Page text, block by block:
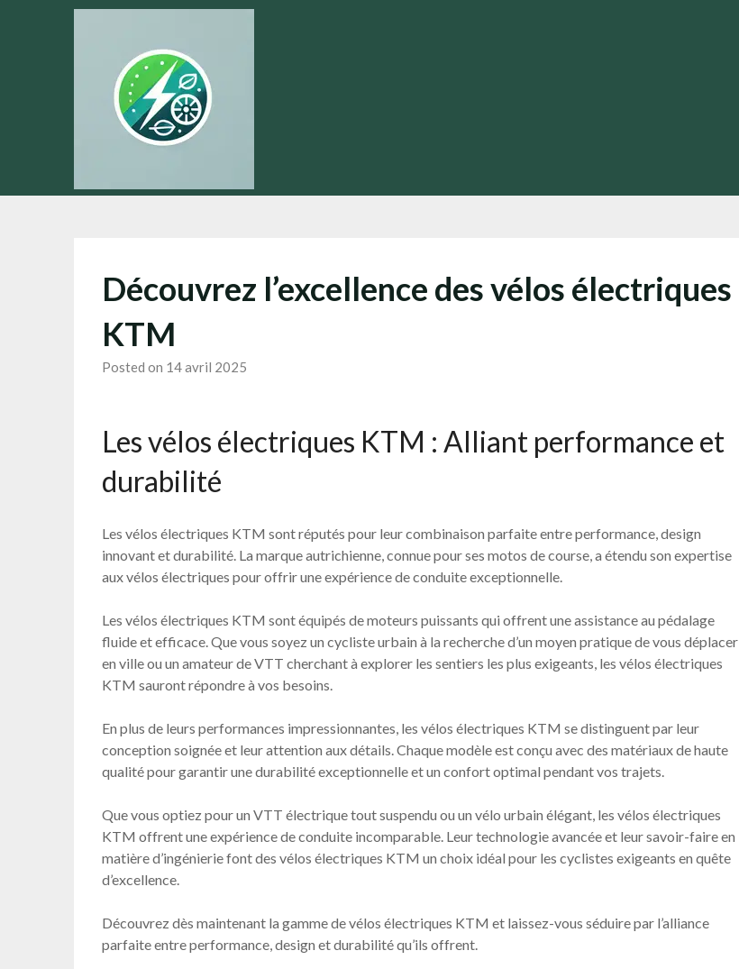
Découvrez l’excellence des vélos électriques
KTM
Posted on 14 avril 2025
Les vélos électriques KTM : Alliant performance et
durabilité
Les vélos électriques KTM sont réputés pour leur combinaison parfaite entre performance, design
innovant et durabilité. La marque autrichienne, connue pour ses motos de course, a étendu son expertise
aux vélos électriques pour offrir une expérience de conduite exceptionnelle.
Les vélos électriques KTM sont équipés de moteurs puissants qui offrent une assistance au pédalage
fluide et efficace. Que vous soyez un cycliste urbain à la recherche d’un moyen pratique de vous déplacer
en ville ou un amateur de VTT cherchant à explorer les sentiers les plus exigeants, les vélos électriques
KTM sauront répondre à vos besoins.
En plus de leurs performances impressionnantes, les vélos électriques KTM se distinguent par leur
conception soignée et leur attention aux détails. Chaque modèle est conçu avec des matériaux de haute
qualité pour garantir une durabilité exceptionnelle et un confort optimal pendant vos trajets.
Que vous optiez pour un VTT électrique tout suspendu ou un vélo urbain élégant, les vélos électriques
KTM offrent une expérience de conduite incomparable. Leur technologie avancée et leur savoir-faire en
matière d’ingénierie font des vélos électriques KTM un choix idéal pour les cyclistes exigeants en quête
d’excellence.
Découvrez dès maintenant la gamme de vélos électriques KTM et laissez-vous séduire par l’alliance
parfaite entre performance, design et durabilité qu’ils offrent.